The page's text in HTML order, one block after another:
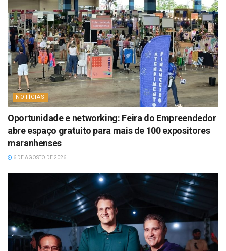
NOTÍCIAS
Oportunidade e networking: Feira do Empreendedor
abre espaço gratuito para mais de 100 expositores
maranhenses
6 DE AGOSTO DE 2026